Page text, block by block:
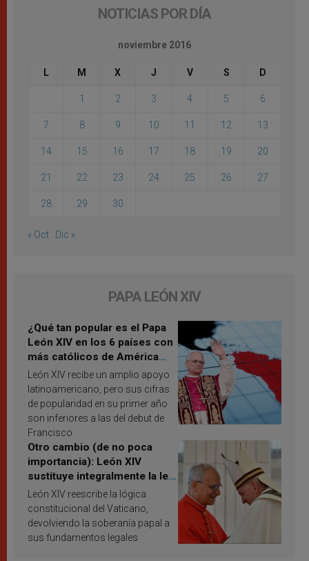
NOTICIAS POR DÍA
noviembre 2016
L M X J V S D
1 2 3 4 5 6
7 8 9 10 11 12 13
14 15 16 17 18 19 20
21 22 23 24 25 26 27
28 29 30
« Oct Dic »
PAPA LEÓN XIV
¿Qué tan popular es el Papa
León XIV en los 6 países con
más católicos de América
Latina en 2026? Publican
resultados de investigación
León XIV recibe un amplio apoyo
latinoamericano, pero sus cifras
de popularidad en su primer año
son inferiores a las del debut de
Francisco
Otro cambio (de no poca
importancia): León XIV
sustituye integralmente la ley
vaticana de Papa Francisco
León XIV reescribe la lógica
constitucional del Vaticano,
devolviendo la soberanía papal a
sus fundamentos legales